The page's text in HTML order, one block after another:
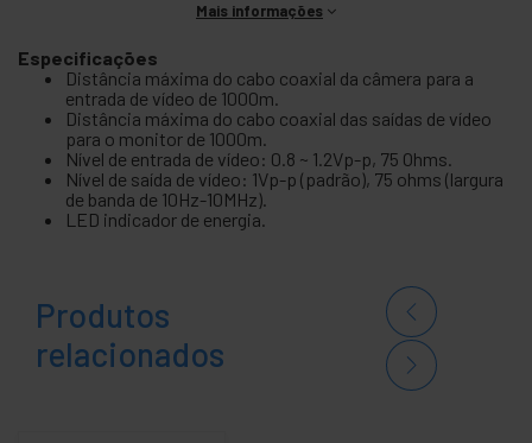
Mais informações
Especificações
Distância máxima do cabo coaxial da câmera para a
entrada de vídeo de 1000m.
Distância máxima do cabo coaxial das saídas de vídeo
para o monitor de 1000m.
Nível de entrada de vídeo: 0.8 ~ 1.2Vp-p, 75 Ohms.
Nível de saída de vídeo: 1Vp-p (padrão), 75 ohms (largura
de banda de 10Hz-10MHz).
LED indicador de energia.
Produtos
relacionados